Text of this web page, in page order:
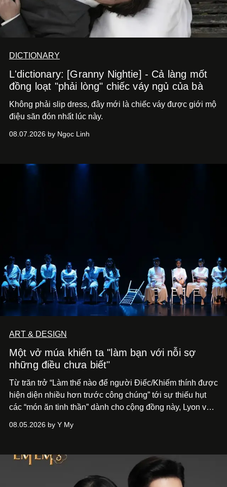
DICTIONARY
L'dictionary: [Granny Nightie] - Cả làng mốt
đồng loạt "phải lòng" chiếc váy ngủ của bà
Không phải slip dress, đây mới là chiếc váy được giới mộ
điệu săn đón nhất lúc này.
08.07.2026 by Ngọc Linh
ART & DESIGN
Một vở múa khiến ta "làm bạn với nỗi sợ
những điều chưa biết"
Từ trăn trở “Làm thế nào để người Điếc/Khiếm thính được
hiện diện nhiều hơn trước công chúng” tới sự thiếu hụt
các “món ăn tinh thần” dành cho cộng đồng này, Lyon và
phẩm múa đương đại thành hiện thực, mang tên Lắng
08.05.2026 by Y My